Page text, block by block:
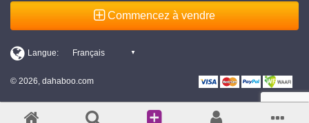
Commencez à vendre
© 2026, dahaboo.com